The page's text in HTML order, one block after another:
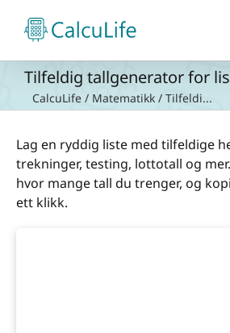
content
Tilfeldig tallgenerator for
CalcuLife / Matematikk / Tilfeldi...
Lag en ryddig liste med tilfeldige
trekninger, testing, lottotall og
hvor mange tall du trenger, og
ett klikk.